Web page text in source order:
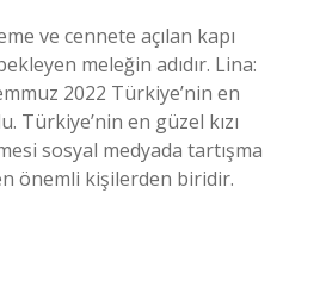
ve cennete açılan kapı
meleğin adıdır. Lina:
2022 Türkiye’nin en
Türkiye’nin en güzel kızı
sosyal medyada tartışma
önemli kişilerden biridir.